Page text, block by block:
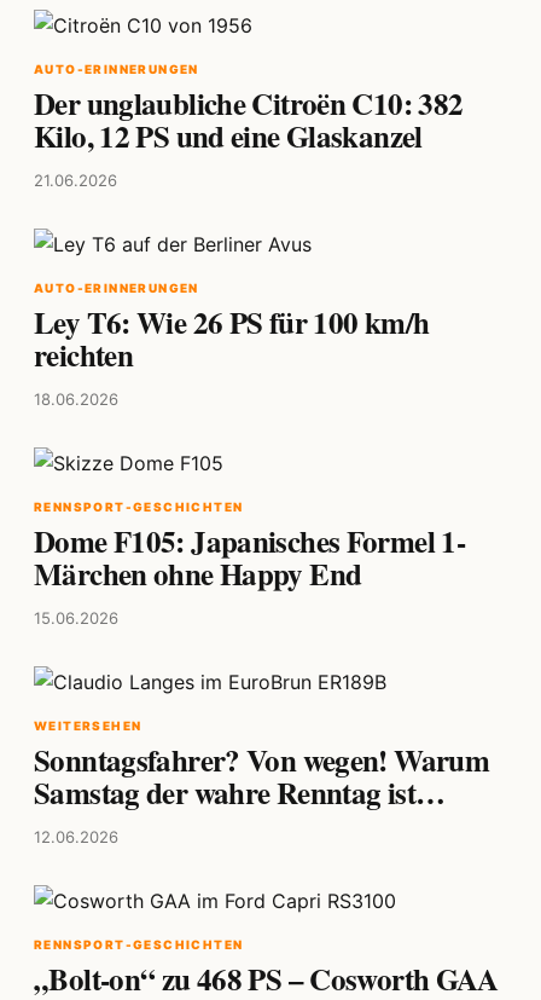
AUTO-ERINNERUNGEN
Der unglaubliche Citroën C10: 382
Kilo, 12 PS und eine Glaskanzel
21.06.2026
AUTO-ERINNERUNGEN
Ley T6: Wie 26 PS für 100 km/h
reichten
18.06.2026
RENNSPORT-GESCHICHTEN
Dome F105: Japanisches Formel 1-
Märchen ohne Happy End
15.06.2026
WEITERSEHEN
Sonntagsfahrer? Von wegen! Warum
Samstag der wahre Renntag ist…
12.06.2026
RENNSPORT-GESCHICHTEN
„Bolt-on“ zu 468 PS – Cosworth GAA